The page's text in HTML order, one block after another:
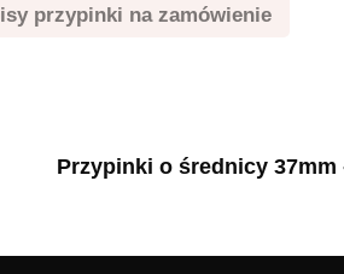
przypinki na zamówienie
Przypinki o średnicy